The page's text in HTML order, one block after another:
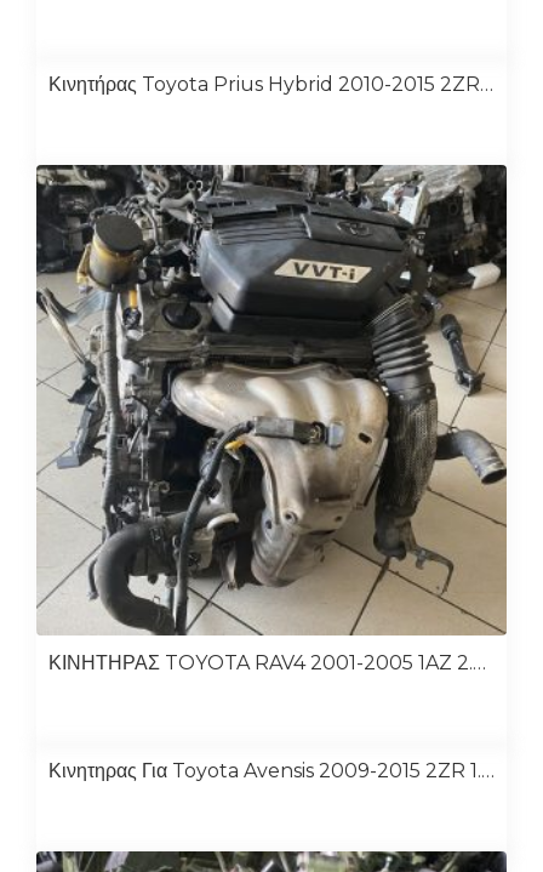
Κινητήρας Toyota Prius Hybrid 2010-2015 2ZR-FXE 1.8cc
ΚΙΝΗΤΗΡΑΣ TOYOTA RAV4 2001-2005 1AZ 2.0 ΒΕΝΖΙΝΗ
Κινητηρας Για Toyota Avensis 2009-2015 2ZR 1.8cc